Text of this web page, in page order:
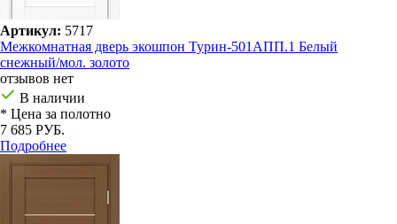
Артикул: 5717
Межкомнатная дверь экошпон Турин-501AПП.1 Белый
снежный/мол. золото
отзывов нет
В наличии
* Цена за полотно
7 685 РУБ.
Подробнее